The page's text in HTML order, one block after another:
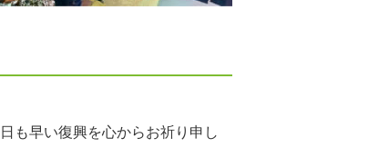
も早い復興を心からお祈り申し